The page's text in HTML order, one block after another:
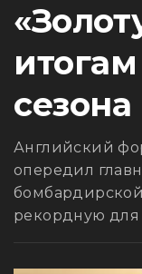
сезона
Английский
опередил
рекордную для